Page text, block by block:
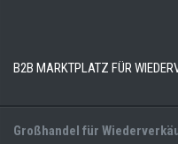
B2B MARKTPLATZ FÜR
Großhandel für